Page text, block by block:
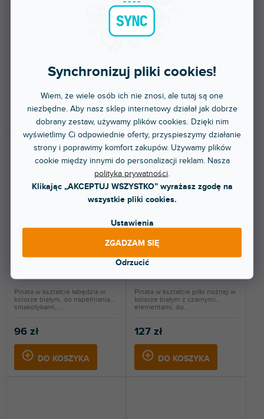
Synchronizuj pliki cookies!
Wiem, że wiele osób ich nie znosi, ale tutaj są one
niezbędne. Aby nasz sklep internetowy działał jak dobrze
dobrany zestaw, używamy plików cookies. Dzięki nim
wyświetlimy Ci odpowiednie oferty, przyspieszymy działanie
strony i poprawimy komfort zakupów. Używamy plików
cookie między innymi do personalizacji reklam. Nasza
polityka prywatności.
Klikając „AKCEPTUJ WSZYSTKO” wyrażasz zgodę na
wszystkie pliki cookies.
Ustawienia
Odrzucić
ZGADZAM SIĘ
)
DO KOSZYKA
Ponad tydzień
DO KOSZYKA
Pinata - labuť,
96 zł
DO KOSZYKA
Pinata w kształcie łabędzia w
kolorze białym, do napełniania
smakołykami,...
Pinata - Fotbalový míč,
127 zł
DO KOSZYKA
Pinata w kształcie piłki nożnej w
kolorze białym z czarnymi
elementami, do...